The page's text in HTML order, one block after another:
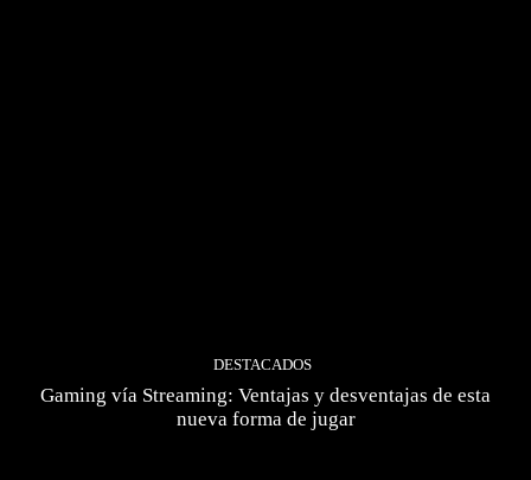
DESTACADOS
Gaming vía Streaming: Ventajas y desventajas de esta
nueva forma de jugar